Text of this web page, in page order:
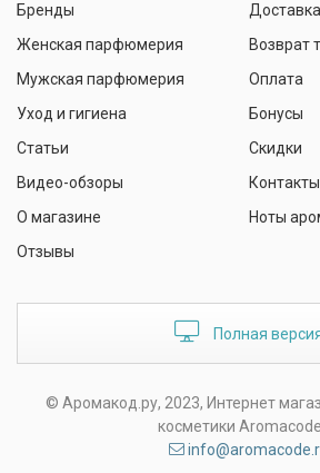
Бренды
Женская парфюмерия
Мужская парфюмерия
Уход и гигиена
Статьи
Видео-обзоры
О магазине
Отзывы
Доставка
Возврат
Оплата
Бонусы
Скидки
Контакты
Ноты
Полная
© Аромакод.ру, 2023, Интернет
косметики